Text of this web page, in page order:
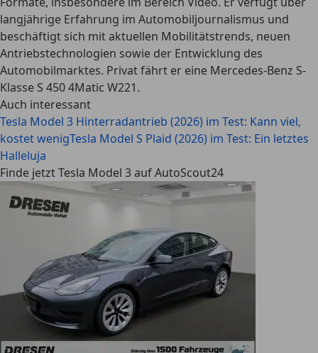
langjährige Erfahrung im Automobiljournalismus und
beschäftigt sich mit aktuellen Mobilitätstrends, neuen
Antriebstechnologien sowie der Entwicklung des
Automobilmarktes. Privat fährt er eine Mercedes-Benz S-
Klasse S 450 4Matic W221.
Auch interessant
Tesla Model 3 Hinterradantrieb (2026) im Test: Kann viel,
kostet wenigTesla Model S Plaid (2026) im Test: Ein letztes
Halleluja
Finde jetzt Tesla Model 3 auf AutoScout24